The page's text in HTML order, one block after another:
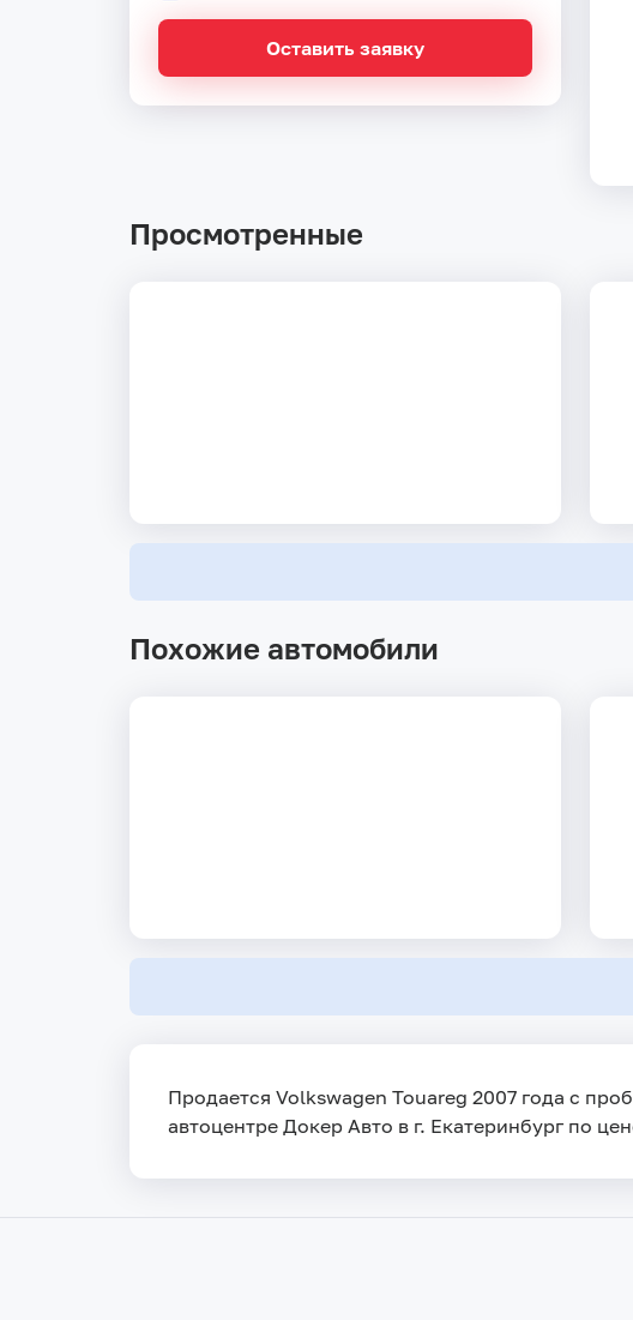
Оставить заявку
Просмотренные
Похожие автомобили
Продается Volkswagen Touareg 2007 года с
автоцентре Докер Авто в г. Екатеринбург по